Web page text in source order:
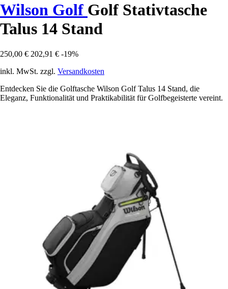
Wilson Golf Golf Stativtasche
Talus 14 Stand
250,00 € 202,91 € -19%
inkl. MwSt. zzgl. Versandkosten
Entdecken Sie die Golftasche Wilson Golf Talus 14 Stand, die
Eleganz, Funktionalität und Praktikabilität für Golfbegeisterte vereint.